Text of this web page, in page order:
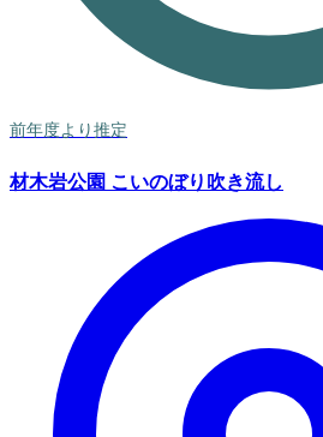
前年度より推定
材木岩公園 こいのぼり吹き流し